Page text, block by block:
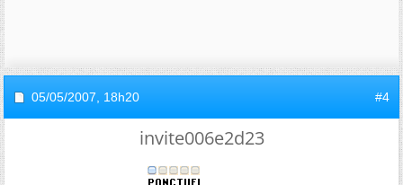
05/05/2007, 18h20 #4
invite006e2d23